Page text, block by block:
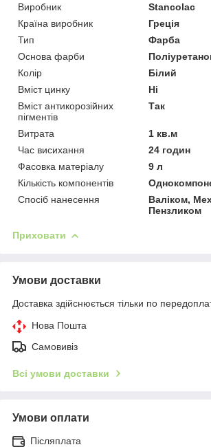
Виробник
Stancolac
Країна виробник
Греція
Тип
Фарба
Основа фарби
Колір
Білий
Вміст цинку
Ні
Вміст антикорозійних
пігментів
Так
Витрата
1 кв.м
Час висихання
24 годин
Фасовка матеріалу
9 л
Кількість компонентів
Спосіб нанесення
Валіком,
Пензликом
Приховати
Умови доставки
Доставка здійснюється тільки по
Нова Пошта
Самовивіз
Всі умови доставки
Умови оплати
Післяплата